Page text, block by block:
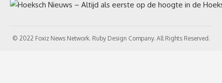
© 2022 Foxiz News Network. Ruby Design Company. All Rights Reserved.